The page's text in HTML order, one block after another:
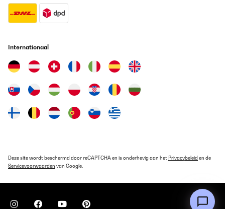
Internationaal
Deze site wordt beschermd door reCAPTCHA en is onderhevig aan het Privacybeleid en de
Servicevoorwaarden van Google.